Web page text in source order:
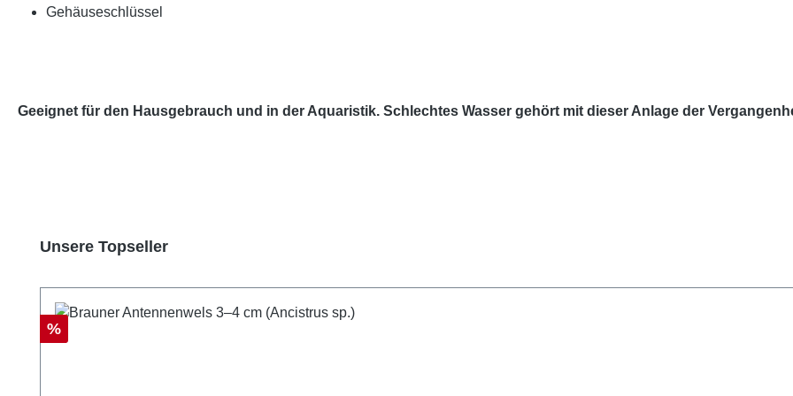
Gehäuseschlüssel
Geeignet für den Hausgebrauch und in der Aquaristik. Schlechtes Wasser gehört mit dieser Anlage der
Produktgalerie überspringen
Unsere Topseller
Rabatt
%